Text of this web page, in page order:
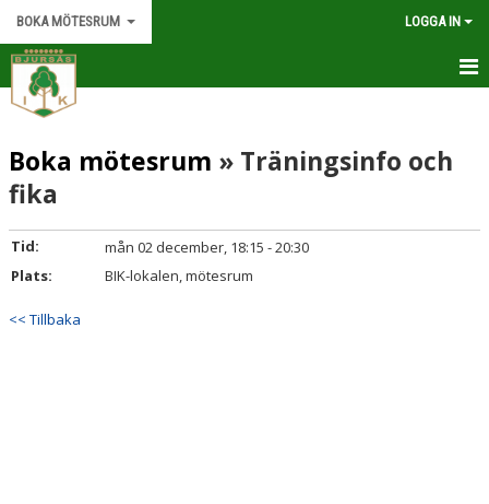
BOKA MÖTESRUM LOGGA IN
HEM
KALENDER
Boka mötesrum » Träningsinfo och
fika
Tid:
mån 02 december, 18:15 - 20:30
Plats:
BIK-lokalen, mötesrum
<< Tillbaka